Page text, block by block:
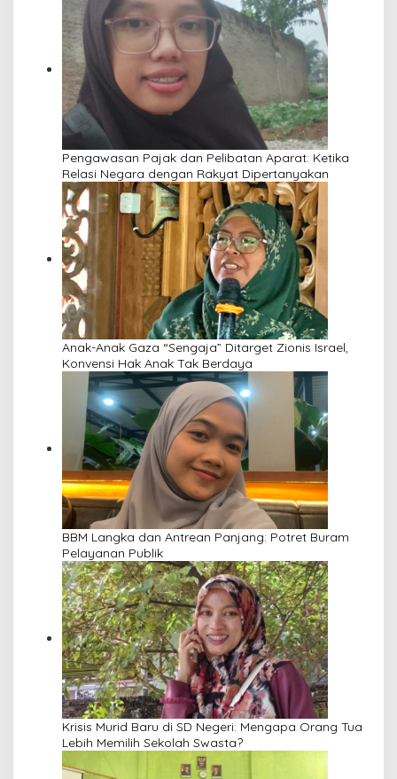
Pengawasan Pajak dan Pelibatan Aparat: Ketika
Relasi Negara dengan Rakyat Dipertanyakan
Anak-Anak Gaza “Sengaja” Ditarget Zionis Israel,
Konvensi Hak Anak Tak Berdaya
BBM Langka dan Antrean Panjang: Potret Buram
Pelayanan Publik
Krisis Murid Baru di SD Negeri: Mengapa Orang Tua
Lebih Memilih Sekolah Swasta?